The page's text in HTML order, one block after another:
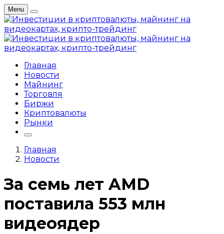
Menu
Главная
Новости
Майнинг
Торговля
Биржи
Криптовалюты
Рынки
Главная
Новости
За семь лет AMD
поставила 553 млн
видеоядер